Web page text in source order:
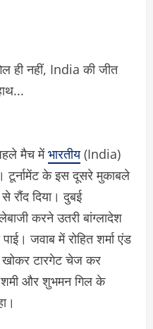
मैच मेंभारतीय(India)
टूर्नामेंट के इस दूसरे मुकाबले
रौंद दिया। दुबई
करने उतरी बांग्‍लादेश
जवाब में रोहित शर्मा एंड
टारगेट चेज कर
शमी और शुभमन गिल के